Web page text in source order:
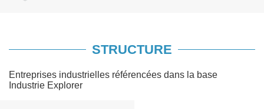
STRUCTURE
Entreprises industrielles référencées dans la base
Industrie Explorer